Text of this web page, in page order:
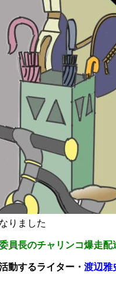
りました
員長のチャリンコ爆走配
動するライター・ 渡辺雅